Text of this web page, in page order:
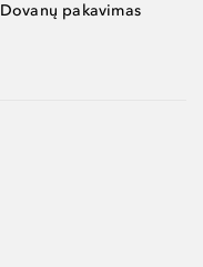
Dovanų pakavimas